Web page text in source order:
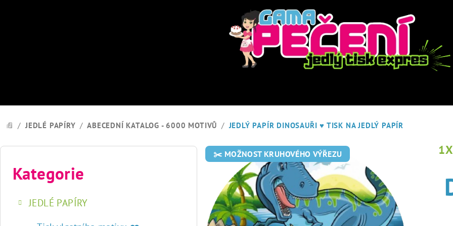
DOMŮ
/ JEDLÉ PAPÍRY / ABECEDNÍ KATALOG - 6000 MOTIVŮ / JEDLÝ PAPÍR DINOSAUŘI♥ TISK NA JEDLÝ PAPÍR
P
Přeskočit
kategorie
Kategorie
JEDLÉ PAPÍRY
1X
✂️ MOŽNOST KRUHOVÉHO VÝŘEZU